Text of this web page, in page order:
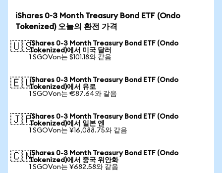
iShares 0-3 Month Treasury Bond ETF (Ondo
Tokenized) 오늘의 환전 가격
🇺🇸iShares 0-3 Month Treasury Bond ETF (Ondo
Tokenized)에서 미국 달러
1 SGOVon는 $101.18와 같음
🇪🇺iShares 0-3 Month Treasury Bond ETF (Ondo
Tokenized)에서 유로
1 SGOVon는 €87.64와 같음
🇯🇵iShares 0-3 Month Treasury Bond ETF (Ondo
Tokenized)에서 일본 엔
1 SGOVon는 ¥16,088.75와 같음
🇨🇳iShares 0-3 Month Treasury Bond ETF (Ondo
Tokenized)에서 중국 위안화
1 SGOVon는 ¥682.58와 같음